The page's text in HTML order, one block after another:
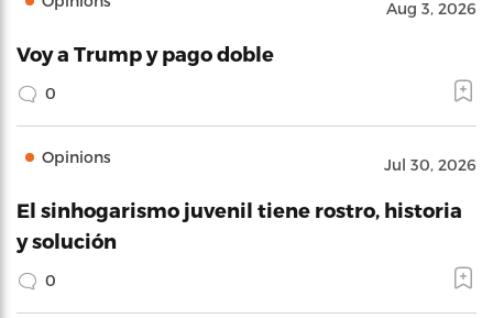
Aug 3, 2026
Voy a Trump y pago doble
0
Opinions Jul 30, 2026
El sinhogarismo juvenil tiene rostro, historia
y solución
0